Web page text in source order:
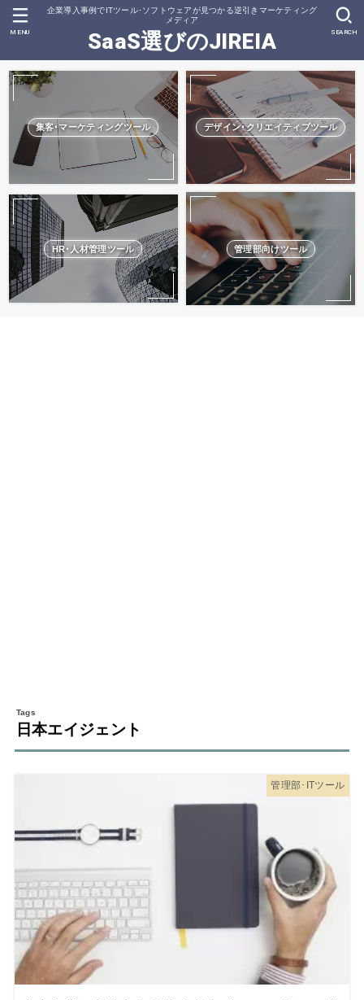
企業導入事例でITツール･ソフトウェアが見つかる逆引きマーケティング
メディア
SaaS選びのJIREIA SEARCH
MENU
集客･マーケティングツール デザイン･クリエイティブツール
HR･人材管理ツール 管理部向けツール
日本エイジェント
管理部･ITツール